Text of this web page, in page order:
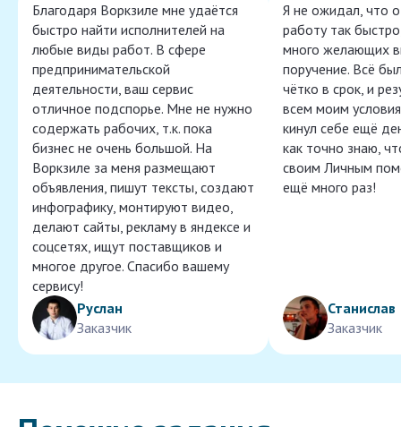
Благодаря Воркзиле мне удаётся
быстро найти исполнителей на
любые виды работ. В сфере
предпринимательской
деятельности, ваш сервис
отличное подспорье. Мне не нужно
содержать рабочих, т.к. пока
бизнес не очень большой. На
Воркзиле за меня размещают
объявления, пишут тексты, создают
инфографику, монтируют видео,
делают сайты, рекламу в яндексе и
соцсетях, ищут поставщиков и
многое другое. Спасибо вашему
сервису!
Руслан
Заказчик
Я не ожидал, что
работу так
много желающих
поручение. Всё
чётко в срок, и
всем моим
кинул себе ещё
как точно знаю,
своим Личным
ещё много раз!
Станислав
Заказчик